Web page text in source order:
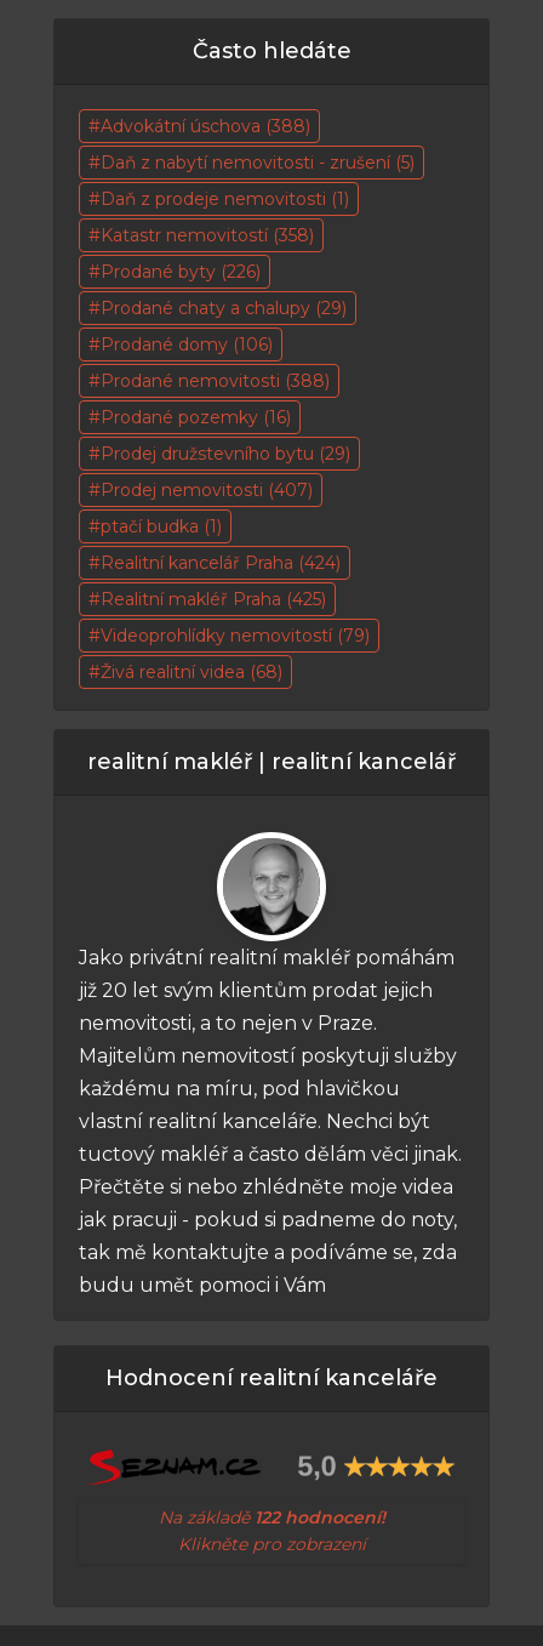
Často hledáte
Advokátní úschova (388)
Daň z nabytí nemovitosti - zrušení(5)
Daň z prodeje nemovitosti (1)
Katastr nemovitostí(358)
Prodané byty (226)
Prodané chaty a chalupy (29)
Prodané domy (106)
Prodané nemovitosti (388)
Prodané pozemky (16)
Prodej družstevního bytu (29)
Prodej nemovitosti (407)
ptačí budka (1)
Realitní kancelář Praha (424)
Realitní makléř Praha (425)
Videoprohlídky nemovitostí(79)
Živá realitní videa (68)
realitní makléř | realitní kancelář
Jako privátní realitní makléř pomáhám
již 20 let svým klientům prodat jejich
nemovitosti, a to nejen v Praze.
Majitelům nemovitostí poskytuji služby
každému na míru, pod hlavičkou
vlastní realitní kanceláře. Nechci být
tuctový makléř a často dělám věci jinak.
Přečtěte si nebo zhlédněte moje videa
jak pracuji - pokud si padneme do noty,
tak mě kontaktujte a podíváme se, zda
budu umět pomoci i Vám
Hodnocení realitní kanceláře
Na základě 122 hodnocení!
Klikněte pro zobrazení